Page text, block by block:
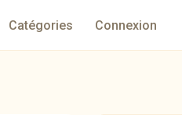
Catégories Connexion